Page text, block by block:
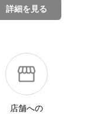
詳細を見る
店舗への